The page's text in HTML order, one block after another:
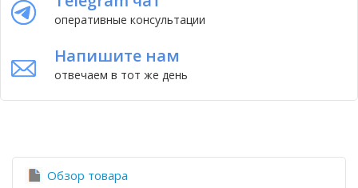
оперативные консультации
Напишите нам
отвечаем в тот же день
Обзор товара